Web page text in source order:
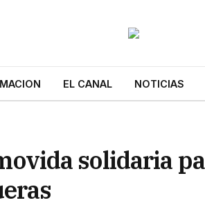
EL CANAL NOTICIAS
solidaria